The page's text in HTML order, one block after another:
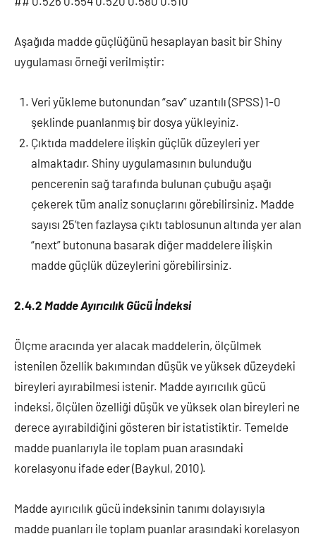
Aşağıda madde güçlüğünü hesaplayan basit bir Shiny
uygulaması örneği verilmiştir:
Veri yükleme butonundan “sav” uzantılı (SPSS) 1-0
şeklinde puanlanmış bir dosya yükleyiniz.
Çıktıda maddelere ilişkin güçlük düzeyleri yer
almaktadır. Shiny uygulamasının bulunduğu
pencerenin sağ tarafında bulunan çubuğu aşağı
çekerek tüm analiz sonuçlarını görebilirsiniz. Madde
sayısı 25’ten fazlaysa çıktı tablosunun altında yer alan
“next” butonuna basarak diğer maddelere ilişkin
madde güçlük düzeylerini görebilirsiniz.
2.4.2 Madde Ayırıcılık Gücü İndeksi
Ölçme aracında yer alacak maddelerin, ölçülmek
istenilen özellik bakımından düşük ve yüksek düzeydeki
bireyleri ayırabilmesi istenir. Madde ayırıcılık gücü
indeksi, ölçülen özelliği düşük ve yüksek olan bireyleri ne
derece ayırabildiğini gösteren bir istatistiktir. Temelde
madde puanlarıyla ile toplam puan arasındaki
korelasyonu ifade eder (Baykul, 2010).
Madde ayırıcılık gücü indeksinin tanımı dolayısıyla
madde puanları ile toplam puanlar arasındaki korelasyon